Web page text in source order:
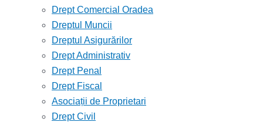
Drept Comercial Oradea
Dreptul Muncii
Dreptul Asigurărilor
Drept Administrativ
Drept Penal
Drept Fiscal
Asociații de Proprietari
Drept Civil